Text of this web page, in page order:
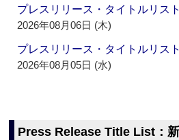
プレスリリース・タイトルリ
2026年08月06日 (木)
プレスリリース・タイトルリ
2026年08月05日 (水)
Press Release Title List：